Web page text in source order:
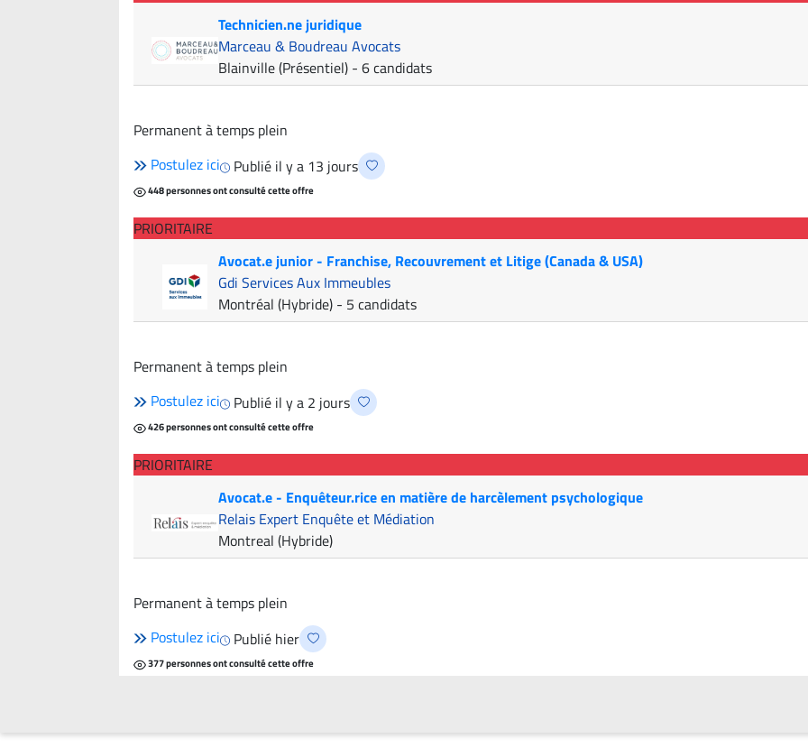
Technicien.ne juridique
Marceau & Boudreau Avocats
Blainville (Présentiel) - 6 candidats
Permanent à temps plein
Postulez ici
Publié il y a 13 jours
448 personnes ont consulté cette offre
PRIORITAIRE
Avocat.e junior - Franchise, Recouvrement et Litige (Canada & USA)
Gdi Services Aux Immeubles
Montréal (Hybride) - 5 candidats
Permanent à temps plein
Postulez ici
Publié il y a 2 jours
426 personnes ont consulté cette offre
PRIORITAIRE
Avocat.e - Enquêteur.rice en matière de harcèlement psychologique
Relais Expert Enquête et Médiation
Montreal (Hybride)
Permanent à temps plein
Postulez ici
Publié hier
377 personnes ont consulté cette offre